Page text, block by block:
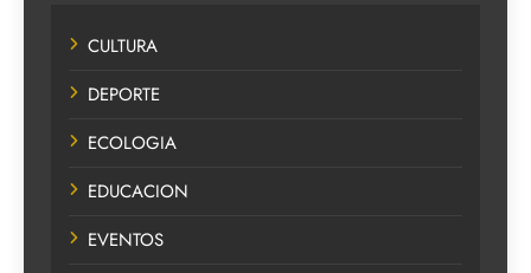
CULTURA
DEPORTE
ECOLOGIA
EDUCACION
EVENTOS